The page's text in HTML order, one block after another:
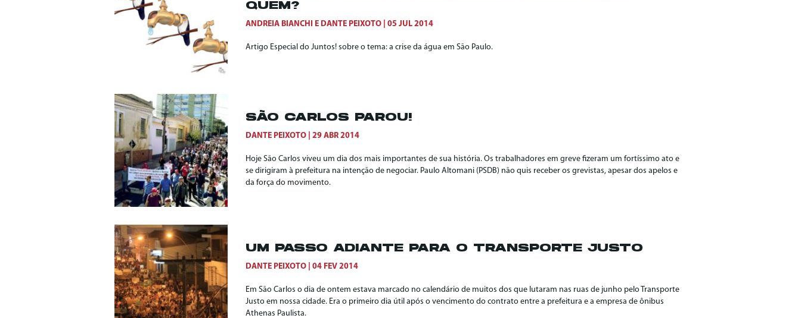
QUEM?
ANDREIA BIANCHI E DANTE PEIXOTO 05 JUL 2014
Artigo Especial do Juntos! sobre o tema: a crise da água em São Paulo.
SÃO CARLOS PAROU!
DANTE PEIXOTO 29 ABR 2014
Hoje São Carlos viveu um dia dos mais importantes de sua história. Os trabalhadores em greve fizeram um fortíssimo ato e
se dirigiram à prefeitura na intenção de negociar. Paulo Altomani (PSDB) não quis receber os grevistas, apesar dos apelos e
da força do movimento.
UM PASSO ADIANTE PARA O TRANSPORTE JUSTO
DANTE PEIXOTO 04 FEV 2014
Em São Carlos o dia de ontem estava marcado no calendário de muitos dos que lutaram nas ruas de junho pelo Transporte
Justo em nossa cidade. Era o primeiro dia útil após o vencimento do contrato entre a prefeitura e a empresa de ônibus
Athenas Paulista.